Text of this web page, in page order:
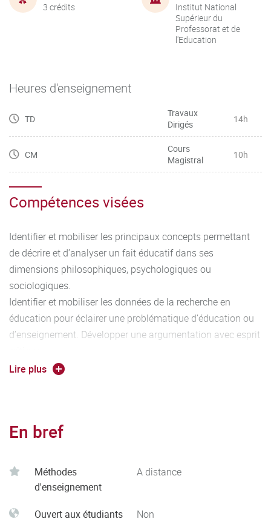
3 crédits
Institut National
Supérieur du
Professorat et de
l'Education
Heures d'enseignement
TD
Travaux
Dirigés
14h
CM
Cours
Magistral
10h
Compétences visées
Identifier et mobiliser les principaux concepts permettant
de décrire et d’analyser un fait éducatif dans ses
dimensions philosophiques, psychologiques ou
sociologiques.
Identifier et mobiliser les données de la recherche en
éducation pour éclairer une problématique d’éducation ou
d’enseignement. Développer une argumentation avec esprit
Se servir aisément des différents registres d’expression
Lire plus
En bref
Méthodes
d'enseignement
A distance
Ouvert aux étudiants
Non